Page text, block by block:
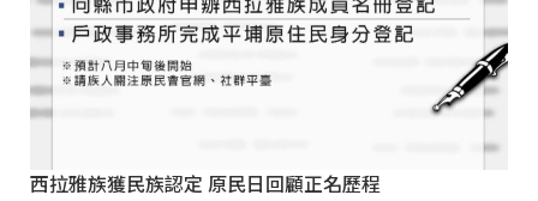
西拉雅族獲民族認定 原民日回顧正名歷程